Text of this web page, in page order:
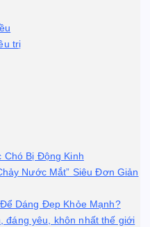
trị
Chó Bị Động Kinh
Nước Mắt” Siêu Đơn Giản
Dáng Đẹp Khỏe Mạnh?
đáng yêu, khôn nhất thế giới